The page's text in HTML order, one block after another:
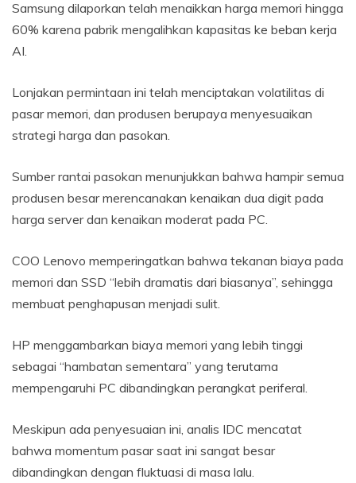
Samsung dilaporkan telah menaikkan harga memori hingga
60% karena pabrik mengalihkan kapasitas ke beban kerja
AI.
Lonjakan permintaan ini telah menciptakan volatilitas di
pasar memori, dan produsen berupaya menyesuaikan
strategi harga dan pasokan.
Sumber rantai pasokan menunjukkan bahwa hampir semua
produsen besar merencanakan kenaikan dua digit pada
harga server dan kenaikan moderat pada PC.
COO Lenovo memperingatkan bahwa tekanan biaya pada
memori dan SSD “lebih dramatis dari biasanya”, sehingga
membuat penghapusan menjadi sulit.
HP menggambarkan biaya memori yang lebih tinggi
sebagai “hambatan sementara” yang terutama
mempengaruhi PC dibandingkan perangkat periferal.
Meskipun ada penyesuaian ini, analis IDC mencatat
bahwa momentum pasar saat ini sangat besar
dibandingkan dengan fluktuasi di masa lalu.